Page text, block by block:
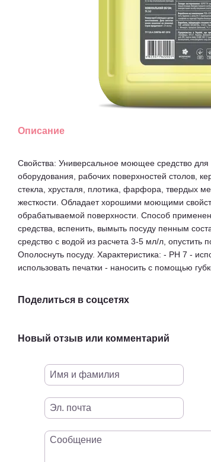
Описание
Свойства: Универсальное моющее средство
оборудования, рабочих поверхностей столов,
стекла, хрусталя, плотика, фарфора, твердых
жесткости. Обладает хорошими моющими
обрабатываемой поверхности. Способ
средства, вспенить, вымыть посуду пенным
средство с водой из расчета 3-5 мл/л, опустить
Ополоснуть посуду. Характеристика: - РН 7 -
использовать печатки - наносить с помощью
Поделиться в соцсетях
Новый отзыв или комментарий